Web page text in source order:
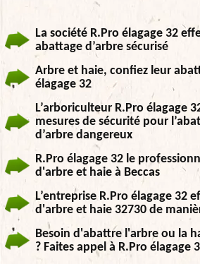
La société R.Pro élagage 32
abattage d’arbre sécurisé
Arbre et haie, confiez leur
élagage 32
L’arboriculteur R.Pro élagage
mesures de sécurité pour
d’arbre dangereux
R.Pro élagage 32 le
d'arbre et haie à Beccas
L’entreprise R.Pro élagage 32
d'arbre et haie 32730 de
Besoin d'abattre l'arbre ou la
? Faites appel à R.Pro élagage